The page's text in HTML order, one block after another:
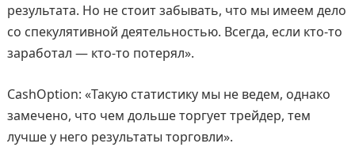
результата. Но не стоит забывать, что мы имеем дело
со спекулятивной деятельностью. Всегда, если кто-то
заработал — кто-то потерял».
CashOption: «Такую статистику мы не ведем, однако
замечено, что чем дольше торгует трейдер, тем
лучше у него результаты торговли».